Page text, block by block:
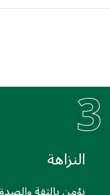
3النزاهة